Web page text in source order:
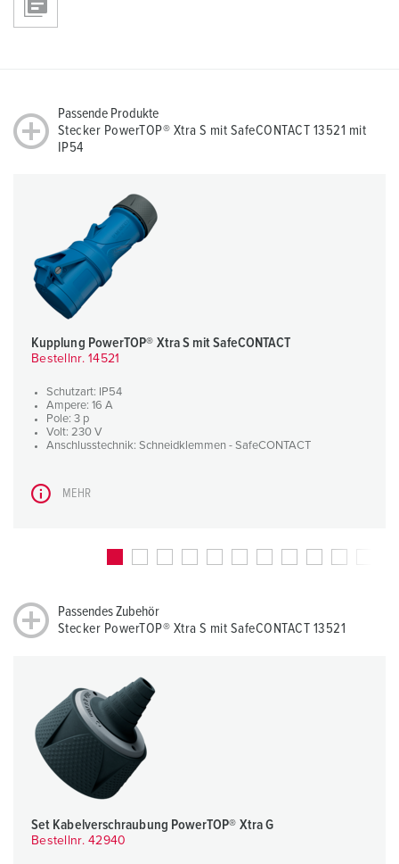
Passende Produkte
Stecker PowerTOP® Xtra S mit SafeCONTACT 13521 mit
IP54
Kupplung PowerTOP® Xtra S mit SafeCONTACT
Bestellnr. 14521
Schutzart: IP54
Ampere: 16 A
Pole: 3 p
Volt: 230 V
Anschlusstechnik: Schneidklemmen - SafeCONTACT
MEHR
Passendes Zubehör
Stecker PowerTOP® Xtra S mit SafeCONTACT 13521
Set Kabelverschraubung PowerTOP® Xtra G
Bestellnr. 42940